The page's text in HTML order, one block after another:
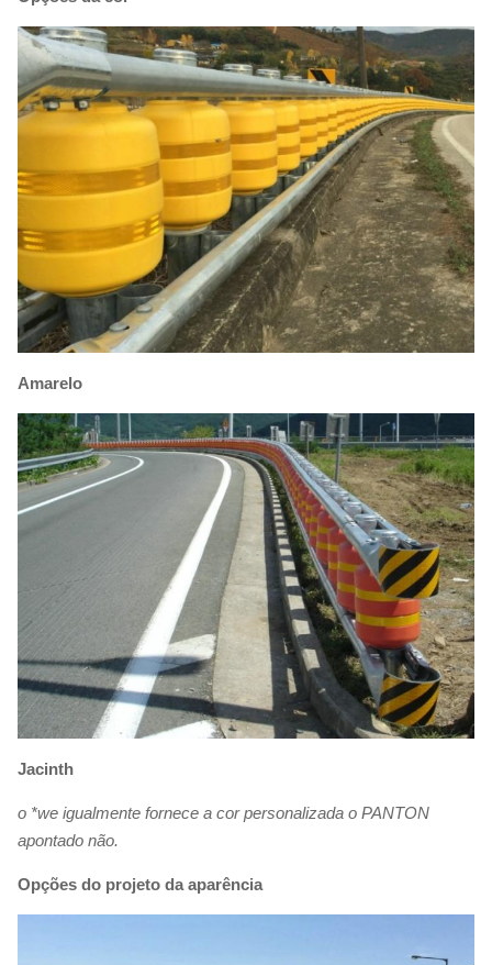
Amarelo
Jacinth
o *we igualmente fornece a cor personalizada o PANTON
apontado não.
Opções do projeto da aparência